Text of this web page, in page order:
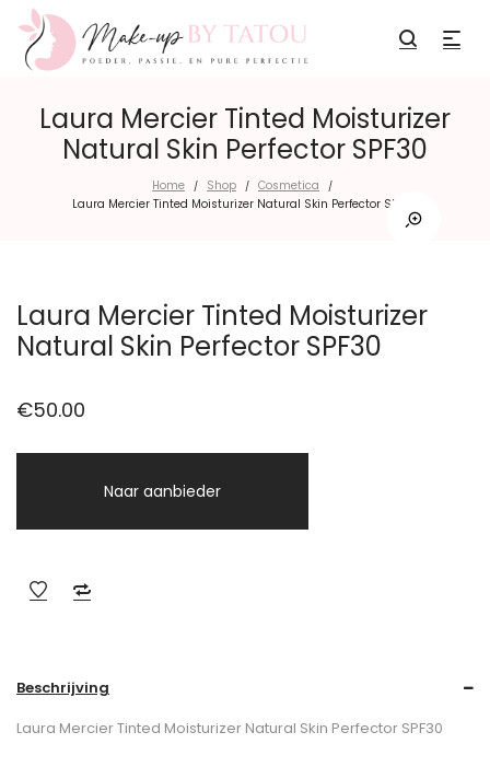
Laura Mercier Tinted Moisturizer
Natural Skin Perfector SPF30
Home / Shop / Cosmetica /
Laura Mercier Tinted Moisturizer Natural Skin Perfector SPF30
Laura Mercier Tinted Moisturizer
Natural Skin Perfector SPF30
€50.00
Naar aanbieder
Beschrijving
Laura Mercier Tinted Moisturizer Natural Skin Perfector SPF30